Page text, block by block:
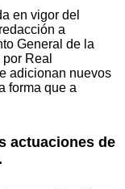
en vigor del
a
General de la
Real
adicionan nuevos
forma que a
actuaciones de